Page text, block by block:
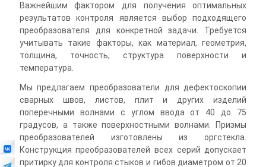
Важнейшим фактором для получения оптимальных
результатов контроля является выбор подходящего
преобразователя для конкретной задачи. Требуется
учитывать такие факторы, как материал, геометрия,
толщина, точность, структура поверхности и
температура.
Мы предлагаем преобразователи для дефектоскопии
сварных швов, листов, плит и других изделий
поперечными волнами с углом ввода от 40 до 75
градусов, а также поверхностными волнами. Призмы
преобразователей изготовлены из оргстекла.
Конструкция преобразователей всех серий допускает
притирку для контроля стыков и гибов диаметром от 20